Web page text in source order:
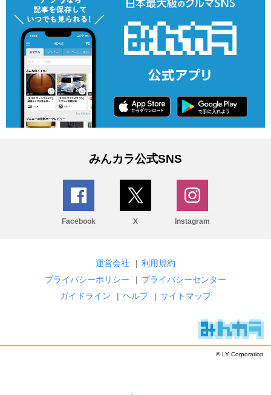
みんカラ公式SNS
Facebook X Instagram
運営会社 | 利用規約
プライバシーポリシー
| プライバシーセンター
ガイドライン
| ヘルプ | サイトマップ
© LY Corporation